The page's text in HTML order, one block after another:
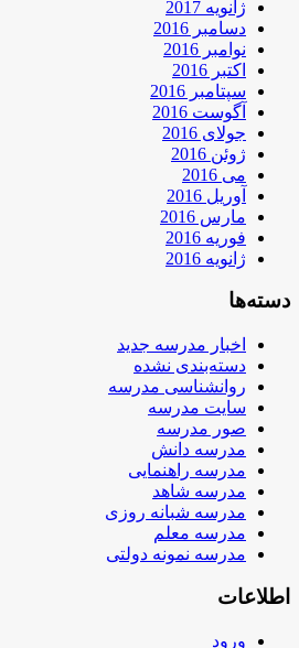
ژانویه 2017
دسامبر 2016
نوامبر 2016
اکتبر 2016
سپتامبر 2016
آگوست 2016
جولای 2016
ژوئن 2016
می 2016
آوریل 2016
مارس 2016
فوریه 2016
ژانویه 2016
دسته‌ها
اخبار مدرسه جدید
دسته‌بندی نشده
روانشناسی مدرسه
سایت مدرسه
صور مدرسه
مدرسه دانش
مدرسه راهنمایی
مدرسه شاهد
مدرسه شبانه روزی
مدرسه معلم
مدرسه نمونه دولتی
اطلاعات
ورود